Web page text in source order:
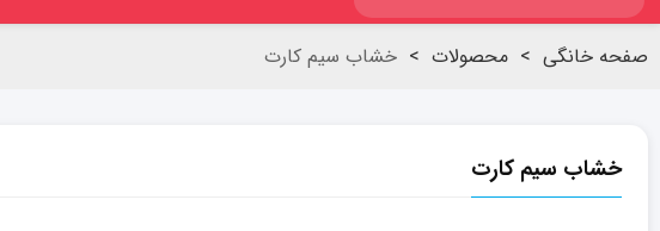
صفحه خانگی > محصولات > خشاب سیم کارت
خشاب سیم کارت